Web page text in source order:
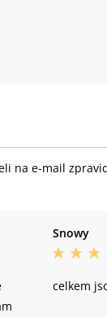
na e-mail
Snowy
celkem